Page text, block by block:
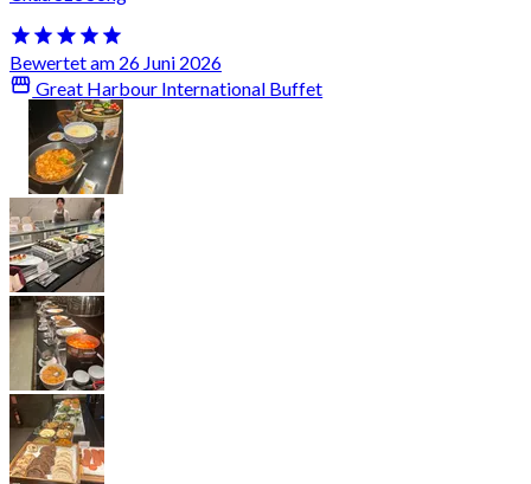
Bewertet am 26 Juni 2026
Great Harbour International Buffet